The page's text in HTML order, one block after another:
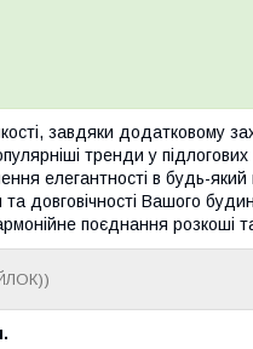
завдяки додатковому
тренди у підлогових
елегантності в будь-який
довговічності Вашого
поєднання розкоші